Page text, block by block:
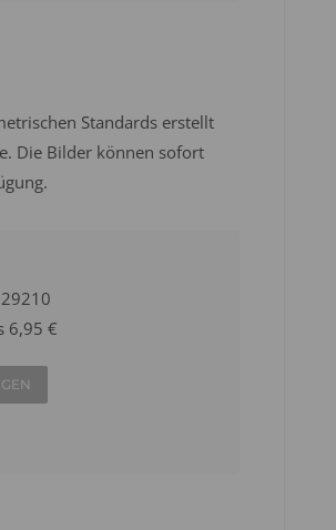
Standards erstellt
Die Bilder können sofort
6,95 €